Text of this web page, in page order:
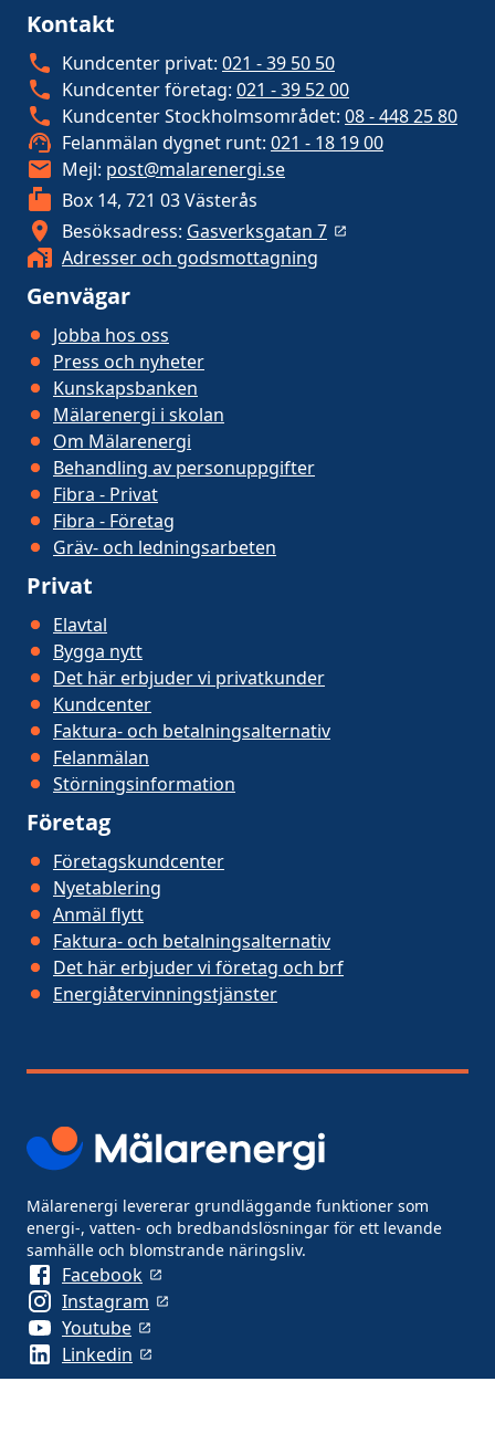
Kontakt
Kundcenter privat: 021 - 39 50 50
Kundcenter företag: 021 - 39 52 00
Kundcenter Stockholmsområdet: 08 - 448 25 80
Felanmälan dygnet runt: 021 - 18 19 00
Mejl: post@malarenergi.se
Box 14, 721 03 Västerås
Besöksadress: Gasverksgatan 7
Adresser och godsmottagning
Genvägar
Jobba hos oss
Press och nyheter
Kunskapsbanken
Mälarenergi i skolan
Om Mälarenergi
Behandling av personuppgifter
Fibra - Privat
Fibra - Företag
Gräv- och ledningsarbeten
Privat
Elavtal
Bygga nytt
Det här erbjuder vi privatkunder
Kundcenter
Faktura- och betalningsalternativ
Felanmälan
Störningsinformation
Företag
Företagskundcenter
Nyetablering
Anmäl flytt
Faktura- och betalningsalternativ
Det här erbjuder vi företag och brf
Energiåtervinningstjänster
Mälarenergi levererar grundläggande funktioner som
energi-, vatten- och bredbandslösningar för ett levande
samhälle och blomstrande näringsliv.
Facebook
Instagram
Youtube
Linkedin